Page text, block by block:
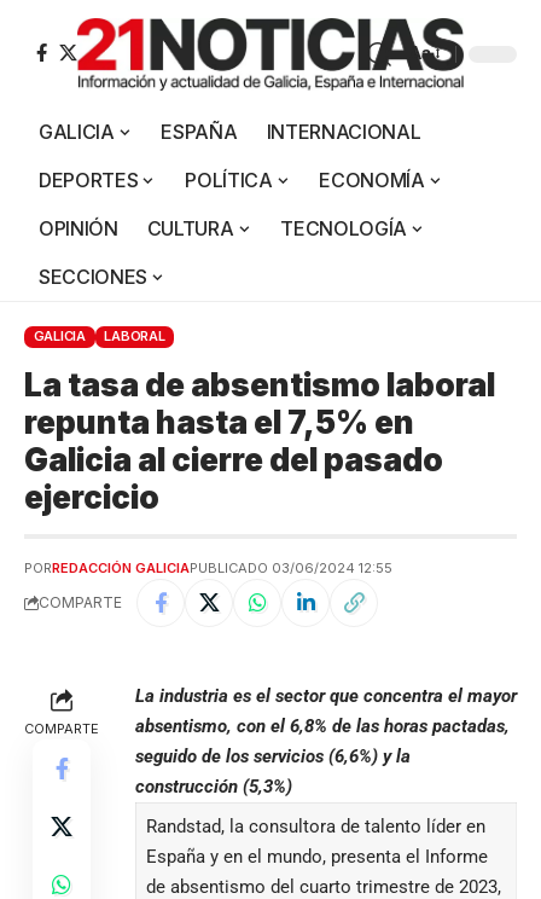
Aa
GALICIA ESPAÑA
INTERNACIONAL
DEPORTES
POLÍTICA
ECONOMÍA
OPINIÓN
CULTURA
TECNOLOGÍA
SECCIONES
GALICIA LABORAL
La tasa de absentismo laboral
repunta hasta el 7,5% en
Galicia al cierre del pasado
ejercicio
PORREDACCIÓN GALICIAPUBLICADO 03/06/2024 12:55
COMPARTE
COMPARTE
La industria es el sector que concentra el mayor
absentismo, con el 6,8% de las horas pactadas,
seguido de los servicios (6,6%) y la
construcción (5,3%)
Randstad, la consultora de talento líder en
España y en el mundo, presenta el Informe
de absentismo del cuarto trimestre de 2023,